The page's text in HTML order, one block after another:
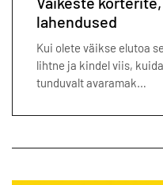
lahendused
Kui olete väikse elutoa
lihtne ja kindel viis,
tunduvalt avaramak…